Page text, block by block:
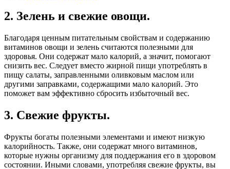
2. Зелень и свежие овощи.
Благодаря ценным питательным свойствам и содержанию
витаминов овощи и зелень считаются полезными для
здоровья. Они содержат мало калорий, а значит, помогают
снизить вес. Следует вместо жирной пищи употреблять в
пищу салаты, заправленными оливковым маслом или
другими заправками, содержащими мало калорий. Это
поможет вам эффективно сбросить избыточный вес.
3. Свежие фрукты.
Фрукты богаты полезными элементами и имеют низкую
калорийность. Также, они содержат много витаминов,
которые нужны организму для поддержания его в здоровом
состоянии. Иными словами, употребляя свежие фрукты, вы